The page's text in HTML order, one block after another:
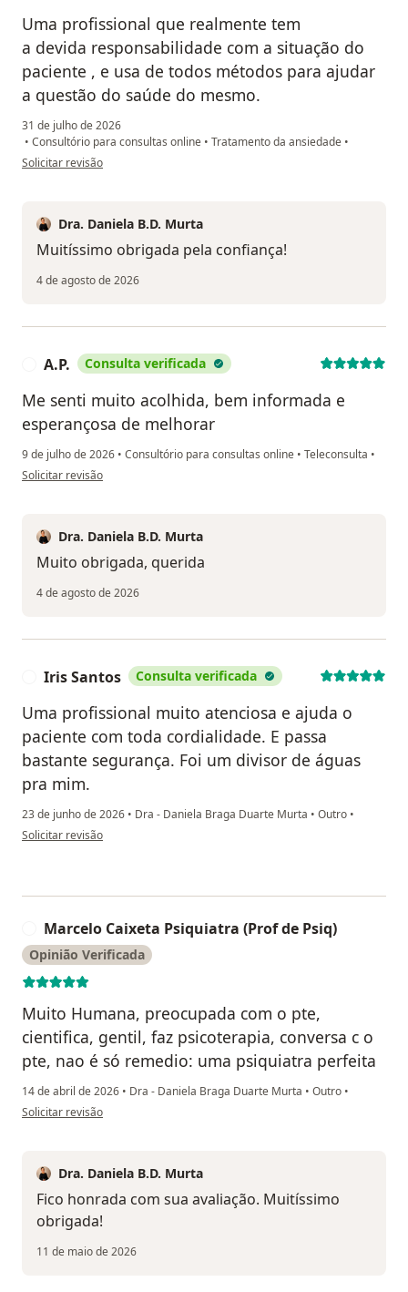
Uma profissional que realmente tem
a devida responsabilidade com a situação do
paciente , e usa de todos métodos para ajudar
a questão do saúde do mesmo.
31 de julho de 2026
• Consultório para consultas online • Tratamento da ansiedade •
na opinião do utilizador Njo
Solicitar revisão
Dra. Daniela B.D. Murta
Muitíssimo obrigada pela confiança!
4 de agosto de 2026
A.P. Consulta verificada
Me senti muito acolhida, bem informada e
esperançosa de melhorar
9 de julho de 2026 • Consultório para consultas online • Teleconsulta •
na opinião do utilizador A.P.
Solicitar revisão
Dra. Daniela B.D. Murta
Muito obrigada, querida
4 de agosto de 2026
Iris Santos Consulta verificada
Uma profissional muito atenciosa e ajuda o
paciente com toda cordialidade. E passa
bastante segurança. Foi um divisor de águas
pra mim.
23 de junho de 2026 • Dra - Daniela Braga Duarte Murta • Outro •
na opinião do utilizador Iris Santos
Solicitar revisão
Marcelo Caixeta Psiquiatra (Prof de Psiq)
Opinião Verificada
Muito Humana, preocupada com o pte,
cientifica, gentil, faz psicoterapia, conversa c o
pte, nao é só remedio: uma psiquiatra perfeita
14 de abril de 2026 • Dra - Daniela Braga Duarte Murta • Outro •
na opinião do utilizador Marcelo Caixeta Psiquiatra (Prof de Psiq)
Solicitar revisão
Dra. Daniela B.D. Murta
Fico honrada com sua avaliação. Muitíssimo
obrigada!
11 de maio de 2026